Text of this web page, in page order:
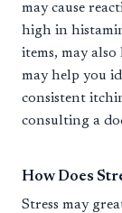
may cause
high in
items, may
may help you
consistent
consulting a
How Does
Stress may